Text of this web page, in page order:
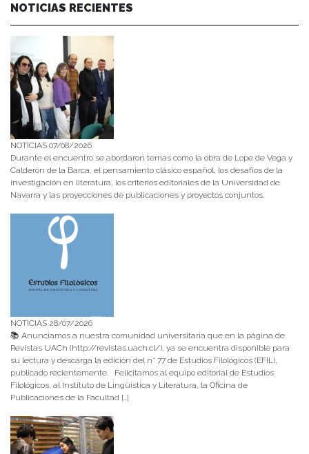
NOTICIAS RECIENTES
NOTICIAS 07/08/2026
Durante el encuentro se abordaron temas como la obra de Lope de Vega y
Calderón de la Barca, el pensamiento clásico español, los desafíos de la
investigación en literatura, los criterios editoriales de la Universidad de
Navarra y las proyecciones de publicaciones y proyectos conjuntos.
NOTICIAS 28/07/2026
📚 Anunciamos a nuestra comunidad universitaria que en la página de
Revistas UACh (http://revistas.uach.cl/), ya se encuentra disponible para
su lectura y descarga la edición del n° 77 de Estudios Filológicos (EFIL),
publicado recientemente. Felicitamos al equipo editorial de Estudios
Filológicos, al Instituto de Lingüística y Literatura, la Oficina de
Publicaciones de la Facultad […]